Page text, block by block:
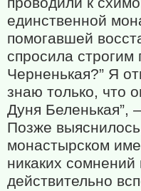
единственной
помогавшей
спросила
Черненькая?” Я
знаю только, что
Дуня Беленькая”,
Позже
монастырском
никаких
действительно